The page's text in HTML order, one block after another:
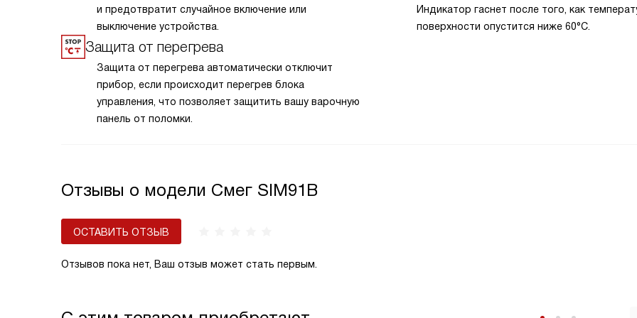
и предотвратит случайное включение или
выключение устройства.
Защита от перегрева
Защита от перегрева автоматически отключит
прибор, если происходит перегрев блока
управления, что позволяет защитить вашу варочную
панель от поломки.
Индикатор гаснет после того, как
поверхности опустится ниже 60°С.
Отзывы о модели Смег SIM91B
ОСТАВИТЬ ОТЗЫВ
Отзывов пока нет, Ваш отзыв может стать первым.